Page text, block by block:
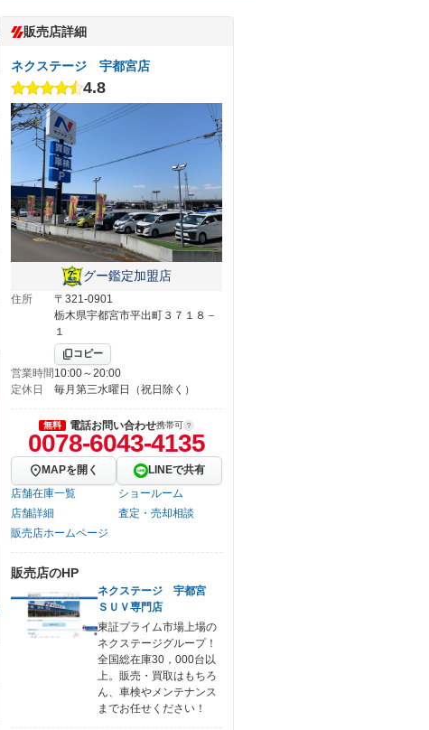
販売店詳細
ネクステージ 宇都宮店
4.8
グー鑑定加盟店
住所
〒321-0901
栃木県宇都宮市平出町３７１８－
１
コピー
営業時間10:00～20:00
定休日
毎月第三水曜日（祝日除く）
無料 電話お問い合わせ携帯可
0078-6043-4135
MAPを開く
LINEで共有
店舗在庫一覧
ショールーム
店舗詳細
査定・売却相談
販売店ホームページ
販売店のHP
ネクステージ 宇都宮
ＳＵＶ専門店
東証プライム市場上場の
ネクステージグループ！
全国総在庫30，000台以
上。販売・買取はもちろ
ん、車検やメンテナンス
までお任せください！